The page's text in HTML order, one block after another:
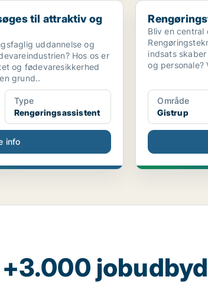
attraktiv og veletabl...
til attraktiv og
uddannelse og
Hos os er
og fødevaresikkerhed
grund..
Type
Rengøringsassistent
info
Bliv en central
indsats
og personale?
Område
Gistrup
+3.000